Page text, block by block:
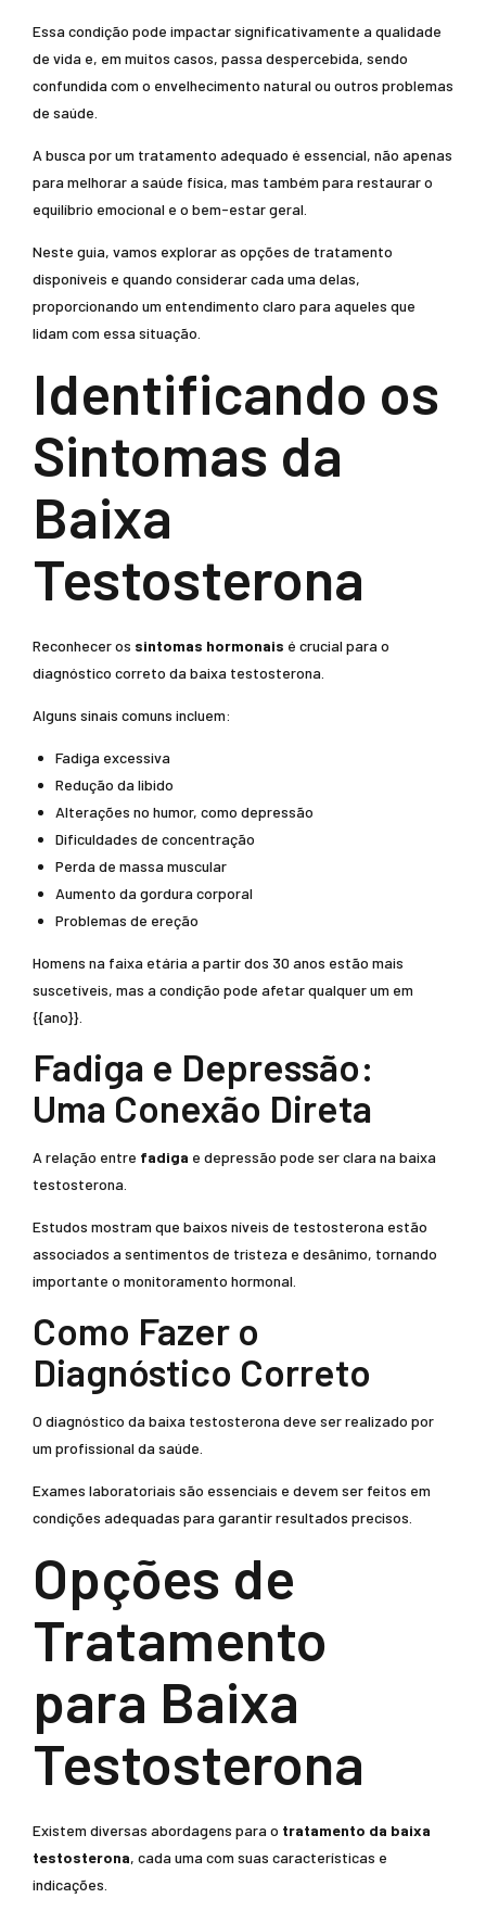
Essa condição pode impactar significativamente a qualidade
de vida e, em muitos casos, passa despercebida, sendo
confundida com o envelhecimento natural ou outros problemas
de saúde.
A busca por um tratamento adequado é essencial, não apenas
para melhorar a saúde física, mas também para restaurar o
equilíbrio emocional e o bem-estar geral.
Neste guia, vamos explorar as opções de tratamento
disponíveis e quando considerar cada uma delas,
proporcionando um entendimento claro para aqueles que
lidam com essa situação.
Identificando os
Sintomas da
Baixa
Testosterona
Reconhecer os sintomas hormonais é crucial para o
diagnóstico correto da baixa testosterona.
Alguns sinais comuns incluem:
Fadiga excessiva
Redução da libido
Alterações no humor, como depressão
Dificuldades de concentração
Perda de massa muscular
Aumento da gordura corporal
Problemas de ereção
Homens na faixa etária a partir dos 30 anos estão mais
suscetíveis, mas a condição pode afetar qualquer um em
{{ano}}.
Fadiga e Depressão:
Uma Conexão Direta
A relação entre fadiga e depressão pode ser clara na baixa
testosterona.
Estudos mostram que baixos níveis de testosterona estão
associados a sentimentos de tristeza e desânimo, tornando
importante o monitoramento hormonal.
Como Fazer o
Diagnóstico Correto
O diagnóstico da baixa testosterona deve ser realizado por
um profissional da saúde.
Exames laboratoriais são essenciais e devem ser feitos em
condições adequadas para garantir resultados precisos.
Opções de
Tratamento
para Baixa
Testosterona
Existem diversas abordagens para o tratamento da baixa
testosterona, cada uma com suas características e
indicações.